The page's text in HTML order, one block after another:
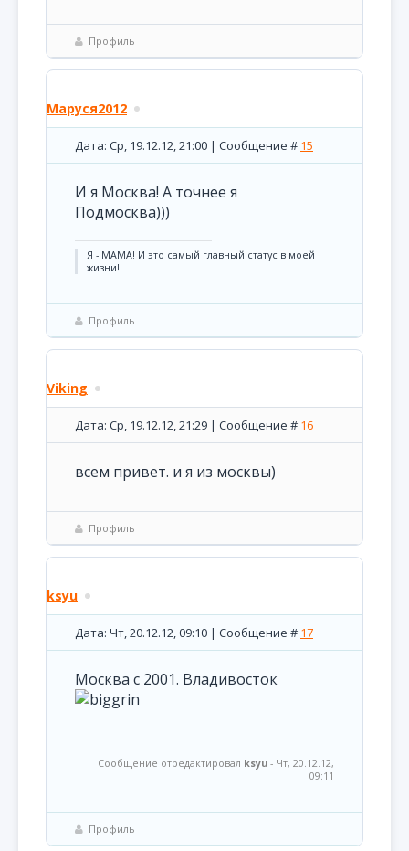
Профиль
Маруся2012
Дата: Ср, 19.12.12, 21:00 | Сообщение # 15
И я Москва! А точнее я
Подмосква)))
Я - МАМА! И это самый главный статус в моей
жизни!
Профиль
Viking
Дата: Ср, 19.12.12, 21:29 | Сообщение # 16
всем привет. и я из москвы)
Профиль
ksyu
Дата: Чт, 20.12.12, 09:10 | Сообщение # 17
Москва с 2001. Владивосток
Сообщение отредактировал ksyu - Чт, 20.12.12,
09:11
Профиль